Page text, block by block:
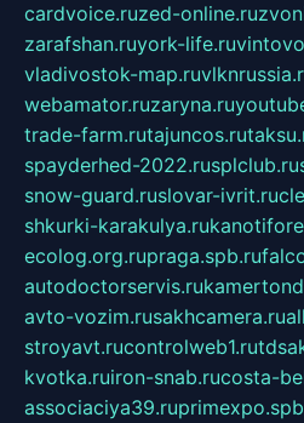
cardvoice.ruzed-online.ru
zarafshan.ruyork-life.ru
vladivostok-map.ru
webamator.ruzaryna.ru
trade-farm.rutajuncos.ru
spayderhed-2022.rusplclub.ru
snow-guard.ruslovar-ivrit.ru
shkurki-karakulya.ru
ecolog.org.rupraga.spb.ru
autodoctorservis.ru
avto-vozim.rusakhcamera.ru
stroyavt.rucontrolweb1.ru
kvotka.ruiron-snab.rucosta-
associaciya39.ru